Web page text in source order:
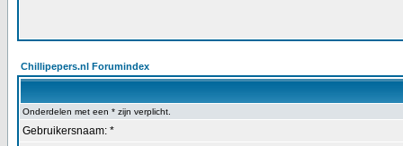
Chillipepers.nl Forumindex
Onderdelen met een * zijn verplicht.
Gebruikersnaam: *